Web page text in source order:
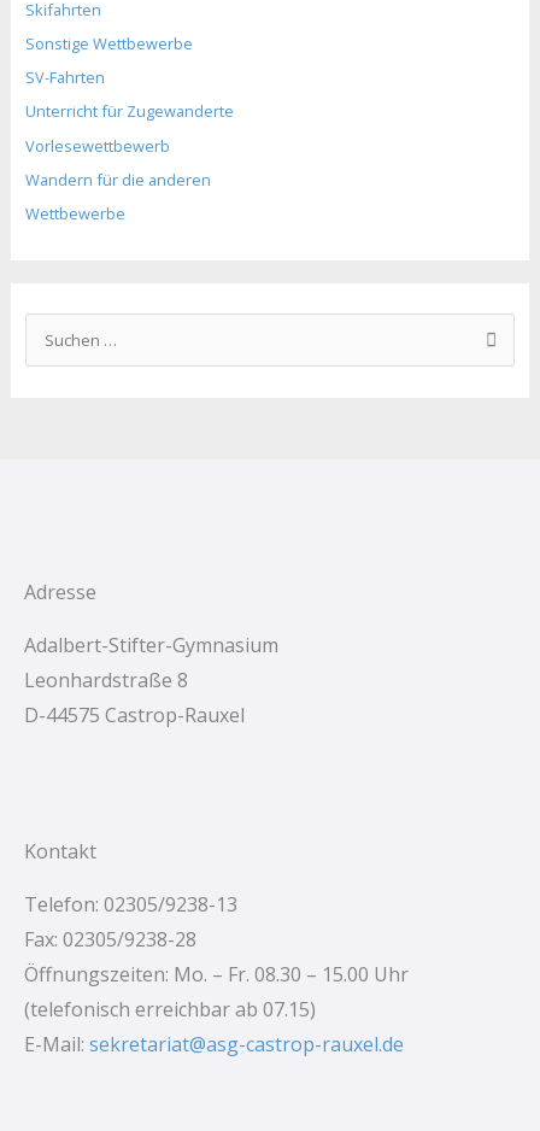
Skifahrten
Sonstige Wettbewerbe
SV-Fahrten
Unterricht für Zugewanderte
Vorlesewettbewerb
Wandern für die anderen
Wettbewerbe
u
c
:
Adresse
Adalbert-Stifter-Gymnasium
Leonhardstraße 8
D-44575 Castrop-Rauxel
Kontakt
Telefon: 02305/9238-13
Fax: 02305/9238-28
Öffnungszeiten: Mo. – Fr. 08.30 – 15.00 Uhr
(telefonisch erreichbar ab 07.15)
E-Mail: sekretariat@asg-castrop-rauxel.de